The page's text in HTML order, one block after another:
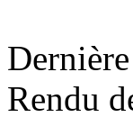
Rendu